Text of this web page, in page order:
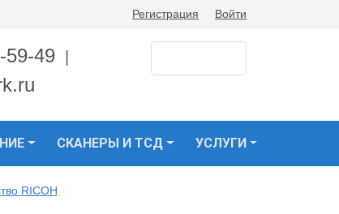
Регистрация Войти
59-49
СКАНЕРЫ И ТСД УСЛУГИ
RICOH